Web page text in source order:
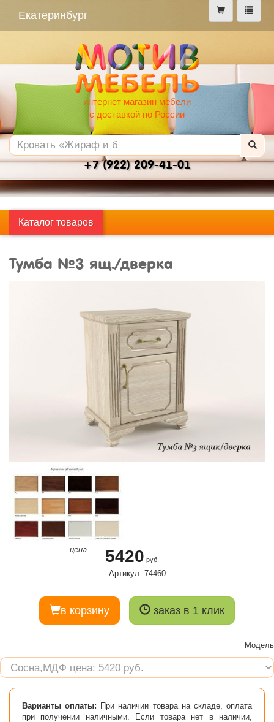
меню
Екатеринбург
интернет магазин мебели
с доставкой по России
+7 (922) 209-41-01
Каталог товаров
Тумба №3 ящ./дверка
цена 5420 руб.
Артикул: 74460
в корзину заказ в 1 клик
Модель
Варианты оплаты: При наличии товара на складе, оплата
при получении наличными. Если товара нет в наличии,